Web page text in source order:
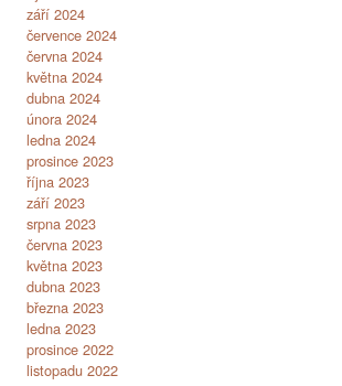
září 2024
července 2024
června 2024
května 2024
dubna 2024
února 2024
ledna 2024
prosince 2023
října 2023
září 2023
srpna 2023
června 2023
května 2023
dubna 2023
března 2023
ledna 2023
prosince 2022
listopadu 2022